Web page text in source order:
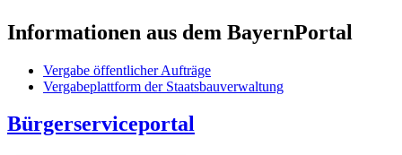
Informationen aus dem BayernPortal
Vergabe öffentlicher Aufträge
Vergabeplattform der Staatsbauverwaltung
Bürgerserviceportal